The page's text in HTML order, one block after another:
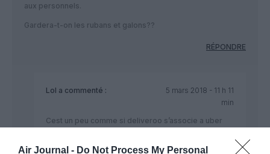
Air Journal - Do Not Process My Personal
aux personnels.
Gardera-t-on les rubans et galons??
RÉPONDRE
Lol a commenté :
5 mars 2018 - 11 h 11
min
Cest un peu comme si deliveroo s’associe a uber